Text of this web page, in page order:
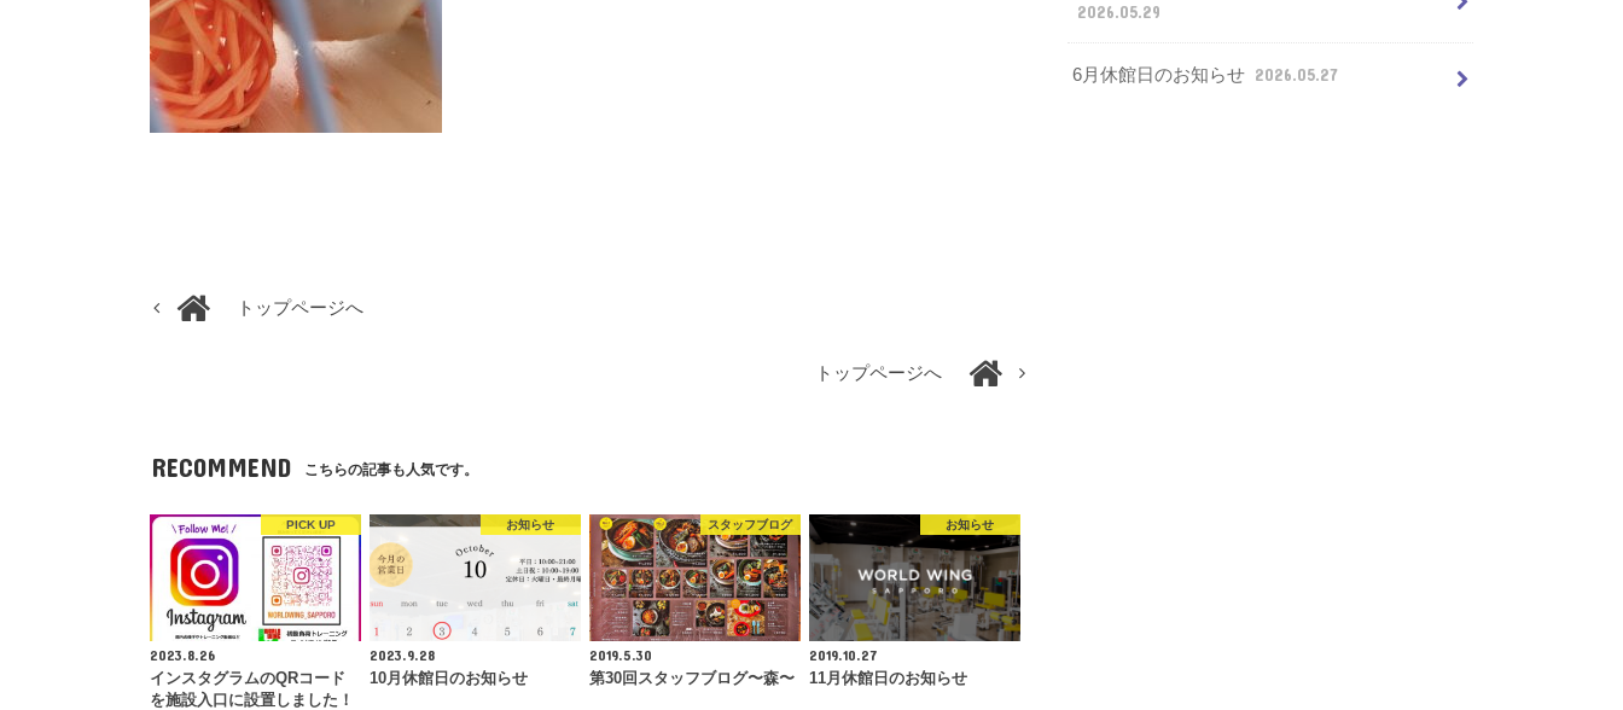
トップページへ
トップページへ
RECOMMEND こちらの記事も人気です。
PICK UP
2023.8.26
インスタグラムのQRコード
を施設入口に設置しました！
お知らせ
2023.9.28
10月休館日のお知らせ
スタッフブログ
2019.5.30
第30回スタッフブログ〜森〜
お知らせ
2019.10.27
11月休館日のお知らせ
2026.05.29
6月休館日のお知らせ 2026.05.27